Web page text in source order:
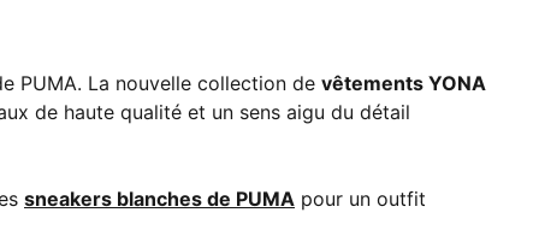
PUMA. La nouvelle collection de vêtements YONA
de haute qualité et un sens aigu du détail
sneakers blanches de PUMA pour un outfit